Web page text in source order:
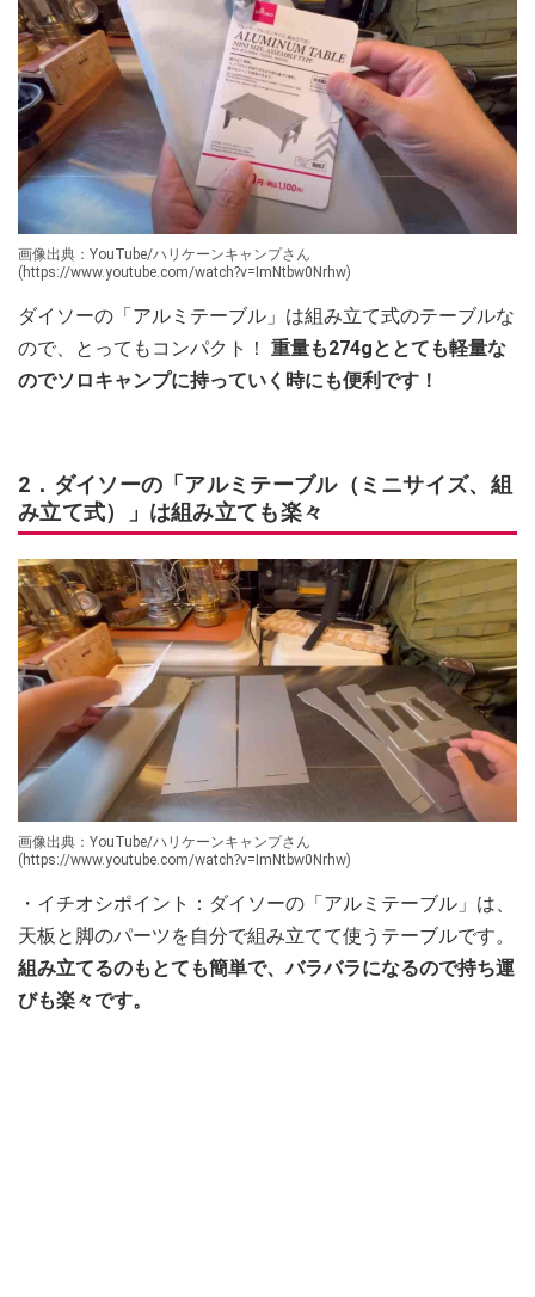
画像出典：YouTube/ハリケーンキャンプさん
(https://www.youtube.com/watch?v=ImNtbw0Nrhw)
ダイソーの「アルミテーブル」は組み立て式のテーブルな
ので、とってもコンパクト！ 重量も274gととても軽量な
のでソロキャンプに持っていく時にも便利です！
2．ダイソーの「アルミテーブル（ミニサイズ、組
み立て式）」は組み立ても楽々
画像出典：YouTube/ハリケーンキャンプさん
(https://www.youtube.com/watch?v=ImNtbw0Nrhw)
・イチオシポイント：ダイソーの「アルミテーブル」は、
天板と脚のパーツを自分で組み立てて使うテーブルです。
組み立てるのもとても簡単で、バラバラになるので持ち運
びも楽々です。